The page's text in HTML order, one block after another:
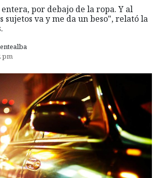
por debajo de la ropa. Y al
sujetos va y me da un beso", relató la
pm